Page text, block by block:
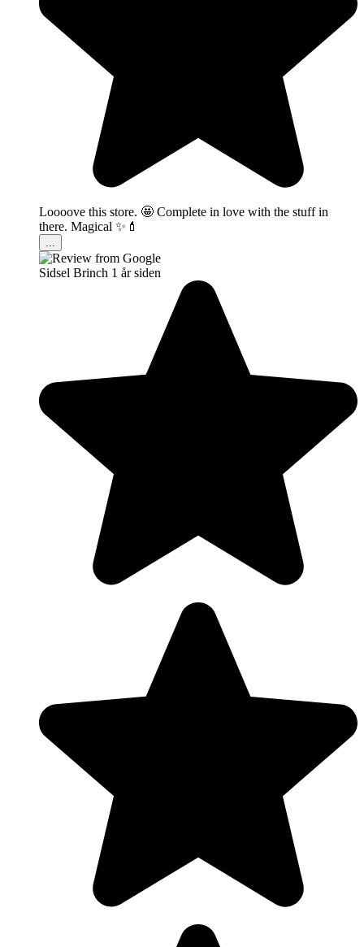
Loooove this store. 🤩 Complete in love with the stuff in
there. Magical ✨💄
Sidsel Brinch 1 år siden